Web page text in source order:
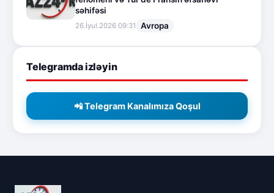
səhifəsi
26.İyul.2026 09:31 Avropa
Telegramda izləyin
📲 Telegram Kanalımıza Qoşul